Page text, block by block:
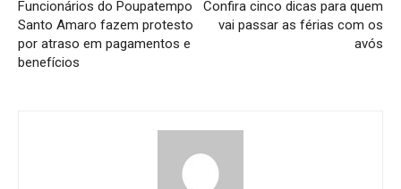
Funcionários do Poupatempo
Santo Amaro fazem protesto
por atraso em pagamentos e
benefícios
Confira cinco dicas para quem
vai passar as férias com os
avós